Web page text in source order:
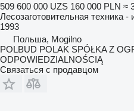
509 600 000 UZS 160 000 PLN ≈
Лесозаготовительная техника -
1993
Польша, Mogilno
POLBUD POLAK SPÓŁKA Z
ODPOWIEDZIALNOŚCIĄ
Связаться с продавцом